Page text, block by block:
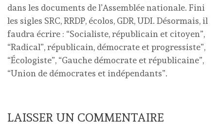
dans les documents de l’Assemblée nationale. Fini
les sigles SRC, RRDP, écolos, GDR, UDI. Désormais, il
faudra écrire : “Socialiste, républicain et citoyen”,
“Radical”, républicain, démocrate et progressiste”,
“Écologiste”, “Gauche démocrate et républicaine”,
“Union de démocrates et indépendants”.
LAISSER UN COMMENTAIRE